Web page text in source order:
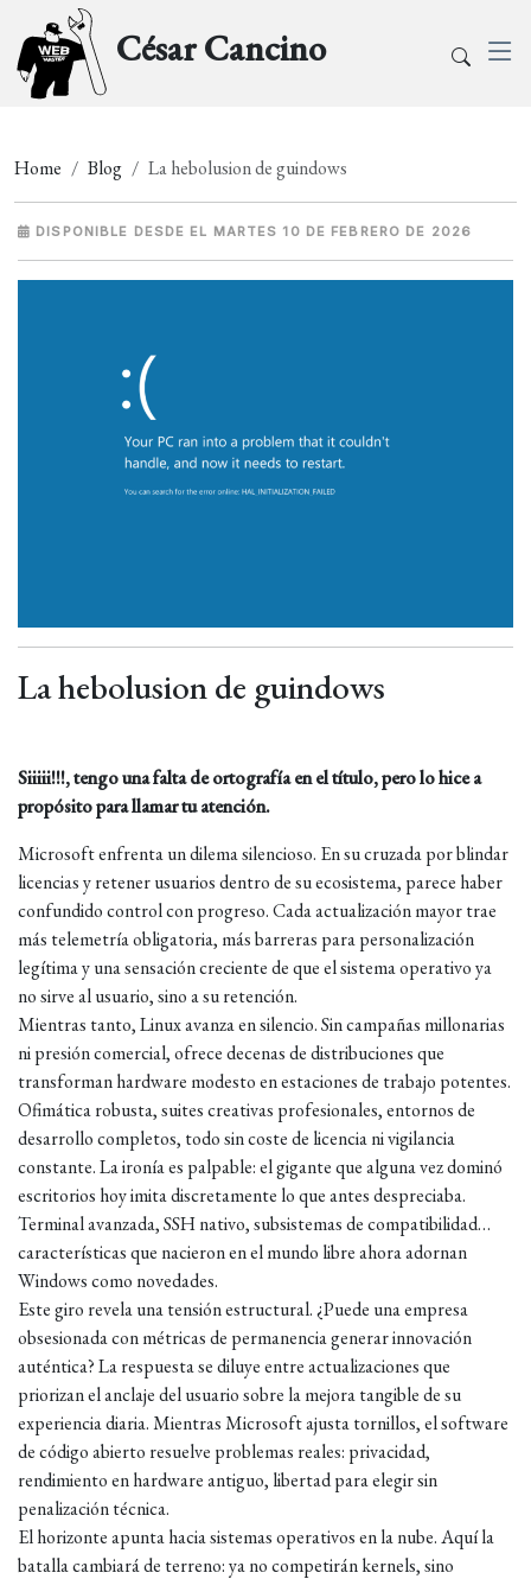
César Cancino
Home Blog La hebolusion de guindows
DISPONIBLE DESDE EL MARTES 10 DE FEBRERO DE 2026
La hebolusion de guindows
Siiiii!!!, tengo una falta de ortografía en el título, pero lo hice a
propósito para llamar tu atención.
Microsoft enfrenta un dilema silencioso. En su cruzada por blindar
licencias y retener usuarios dentro de su ecosistema, parece haber
confundido control con progreso. Cada actualización mayor trae
más telemetría obligatoria, más barreras para personalización
legítima y una sensación creciente de que el sistema operativo ya
no sirve al usuario, sino a su retención.
Mientras tanto, Linux avanza en silencio. Sin campañas millonarias
ni presión comercial, ofrece decenas de distribuciones que
transforman hardware modesto en estaciones de trabajo potentes.
Ofimática robusta, suites creativas profesionales, entornos de
desarrollo completos, todo sin coste de licencia ni vigilancia
constante. La ironía es palpable: el gigante que alguna vez dominó
escritorios hoy imita discretamente lo que antes despreciaba.
Terminal avanzada, SSH nativo, subsistemas de compatibilidad…
características que nacieron en el mundo libre ahora adornan
Windows como novedades.
Este giro revela una tensión estructural. ¿Puede una empresa
obsesionada con métricas de permanencia generar innovación
auténtica? La respuesta se diluye entre actualizaciones que
priorizan el anclaje del usuario sobre la mejora tangible de su
experiencia diaria. Mientras Microsoft ajusta tornillos, el software
de código abierto resuelve problemas reales: privacidad,
rendimiento en hardware antiguo, libertad para elegir sin
penalización técnica.
El horizonte apunta hacia sistemas operativos en la nube. Aquí la
batalla cambiará de terreno: ya no competirán kernels, sino